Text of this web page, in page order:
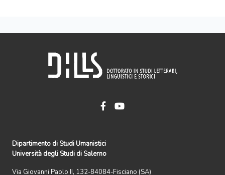
Dipartimento di Studi Umanistici
Università degli Studi di Salerno
Via Giovanni Paolo II, 132-84084-Fisciano (SA)